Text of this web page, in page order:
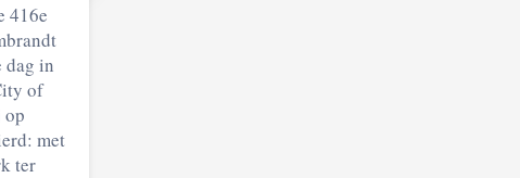
416e
dag in
of
op
met
ter